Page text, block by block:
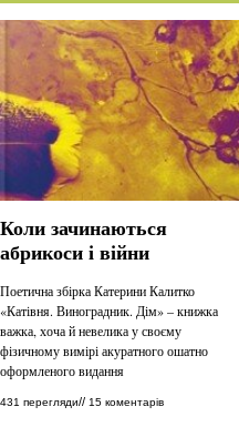
Коли зачинаються
абрикоси і війни
Поетична збірка Катерини Калитко
«Катівня. Виноградник. Дім» – книжка
важка, хоча й невелика у своєму
фізичному вимірі акуратного ошатно
оформленого видання
431 перегляди// 15 коментарів